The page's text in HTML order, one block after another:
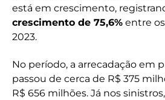
está em crescimento,
crescimento de 75,6% entre
2023.
No período, a arrecadação em
passou de cerca de R$ 375
R$ 656 milhões. Já nos